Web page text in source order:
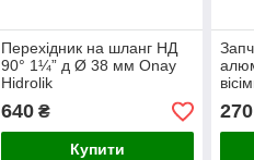
Перехідник на шланг НД
90° 1¼” д Ø 38 мм Onay
Hidrolik
640₴
Купити
270